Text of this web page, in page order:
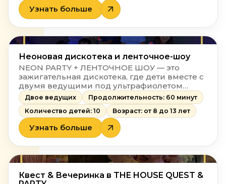
Узнать больше
Неоновая дискотека и ленточное-шоу
NEON PARTY + ЛЕНТОЧНОЕ ШОУ — это
зажигательная дискотека, где дети вместе с
двумя ведущими под ультрафиолетом
играют в игры, танцуют, веселятся,
угощаются неоновыми коктейлями,
заказывают треки у DJ NEON и отрываются в
разноцветных неоновых лентах!
Двое ведущих
Продолжительность: 60 минут
Количество детей: 10
Возраст: от 8 до 13 лет
Узнать больше
Квест & Вечеринка в THE HOUSE QUEST &